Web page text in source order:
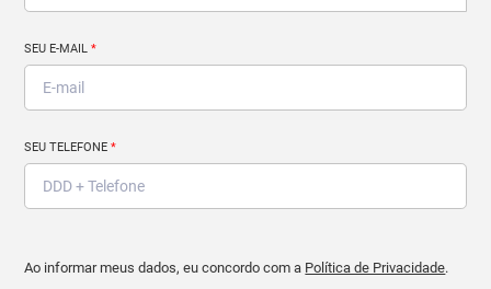
SEU E-MAIL*
SEU TELEFONE*
Ao informar meus dados, eu concordo com a Política de Privacidade.